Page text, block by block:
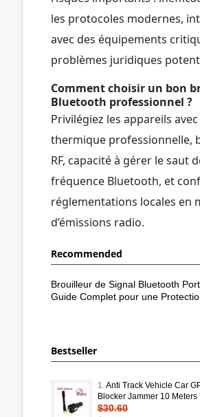
les protocoles modernes,
avec des équipements
problèmes juridiques
Comment choisir un bon
Bluetooth professionnel ?
Privilégiez les appareils
thermique professionnelle,
RF, capacité à gérer le saut
fréquence Bluetooth, et
réglementations locales en
d’émissions radio.
Recommended
Brouilleur de Signal Bluetooth
Guide Complet pour une
Bestseller
1. Anti Track Vehicle Car
Blocker Jammer 10 Meters
$30.60